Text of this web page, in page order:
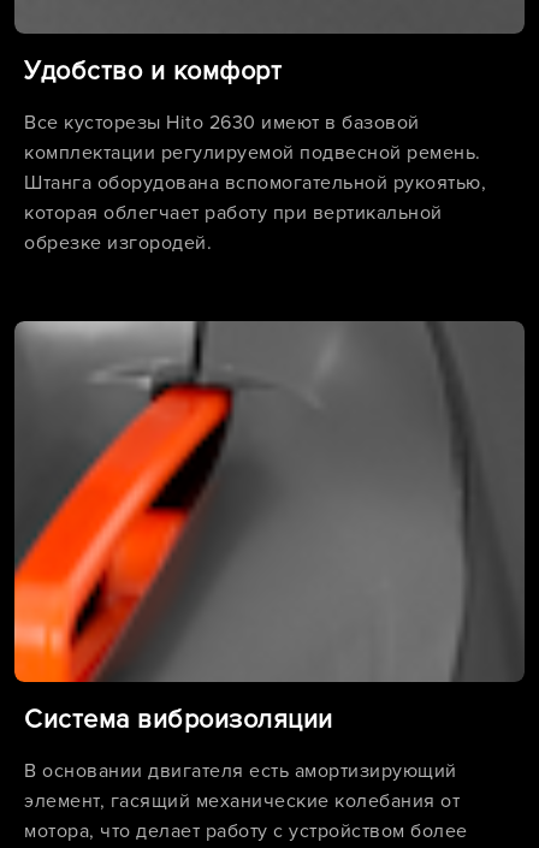
Удобство и комфорт
Все кусторезы Hito 2630 имеют в базовой
комплектации регулируемой подвесной ремень.
Штанга оборудована вспомогательной рукоятью,
которая облегчает работу при вертикальной
обрезке изгородей.
Система виброизоляции
В основании двигателя есть амортизирующий
элемент, гасящий механические колебания от
мотора, что делает работу с устройством более